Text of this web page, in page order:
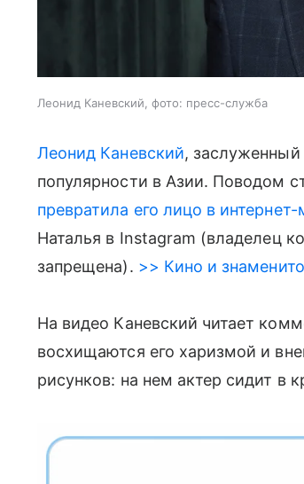
Леонид Каневский, фото: пресс-служба
Леонид Каневский,
популярности в Азии. Поводом
превратила его лицо в
Наталья в Instagram (владелец
запрещена). >> Кино и
На видео Каневский читает
восхищаются его харизмой и
рисунков: на нем актер сидит в